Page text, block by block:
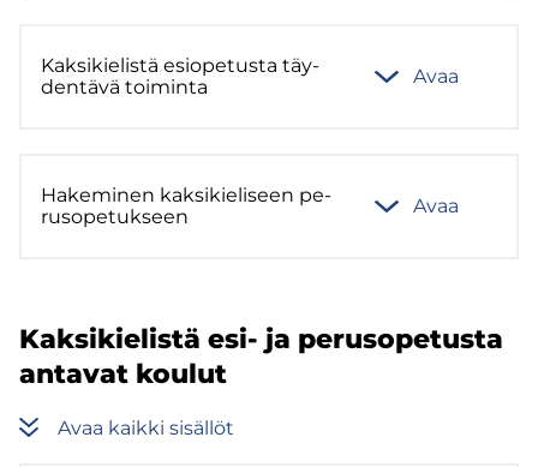
Kak­si­kie­lis­tä esio­pe­tus­ta täy­
den­tä­vä toi­min­ta
Avaa
Ha­ke­mi­nen kak­si­kie­li­seen pe­
rus­o­pe­tuk­seen
Avaa
Kak­si­kie­lis­tä esi- ja pe­rus­o­pe­tus­ta
an­ta­vat kou­lut
Avaa kaik­ki si­säl­löt